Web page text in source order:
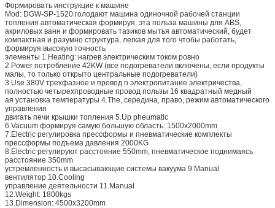
Формировать инструкцие к машине
Mod: DGW-SP-1520 голодают машина одиночной рабочей станции
топления автоматическая формируя, эта польза машины для ABS,
акриловых ванн и формировать тазиков мытья автоматический, будет
компактная и разумно структура, легкая для того чтобы работать,
формируя высокую точность
элементы 1.Heating: нагрев электрическим током ровно
2.Power потребление 42KW (все подогреватели включены, если продукты
малы, то только открыто центральные подогреватели)
3.Use 380V трехфазное и провод n электропитание электричества,
полностью четырехпроводные провод пользы 16 квадратный медный
ая установка температуры 4.The, середина, право, режим автоматического
управления
двигать печи крышки топления 5.Up pheumatic
6.Vacuum формируя самую большую область: 1500x2000mm
7.Electric регулировка прессформы и пневматические комплекты
прессформы подъема давления 2000KG
8.Electric регулируют расстояние 550mm, пневматическое поднимаясь
расстояние 350mm
устремленность и высасывающие системы вакуума 9.Manual
вентилятор 10.Cooling
управление деятельности 11.Manual
12.Weight: 1800kgs
13.Dimension: 4500x3200mm